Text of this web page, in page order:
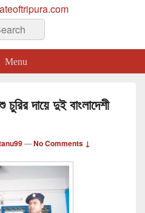
Version online news & infotainment portal
Tripura.
Menu
দায়ে দুই বাংলাদেশী
—No Comments ↓